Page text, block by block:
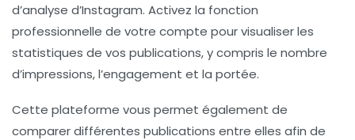
d’analyse d’Instagram. Activez la fonction
professionnelle de votre compte pour visualiser les
statistiques de vos publications, y compris le nombre
d’impressions, l’engagement et la portée.
Cette plateforme vous permet également de
comparer différentes publications entre elles afin de